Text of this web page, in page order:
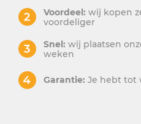
Voordeel: wij kopen
voordeliger
Snel: wij plaatsen
weken
Garantie: Je hebt tot